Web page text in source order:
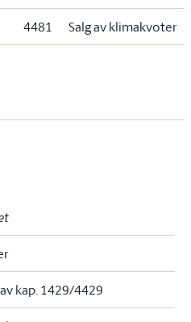
4481 Salg av klimakvoter
kap. 1429/4429